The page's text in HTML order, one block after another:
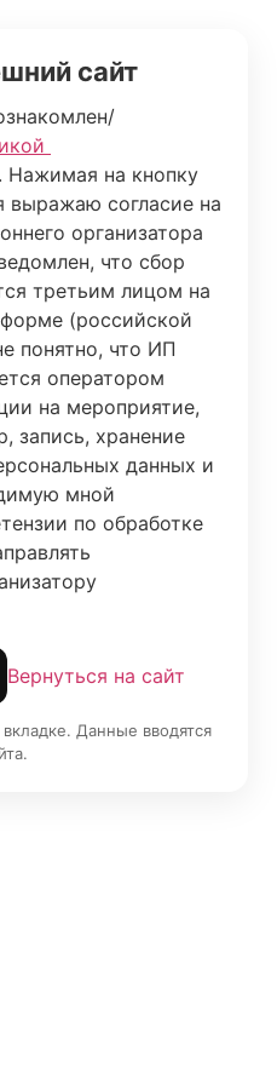
сайт
. Нажимая на кнопку
выражаю согласие на
организатора
что сбор
третьим лицом на
(российской
понятно, что ИП
оператором
на мероприятие,
запись, хранение
данных и
мной
по обработке
Вернуться на сайт
Данные вводятся